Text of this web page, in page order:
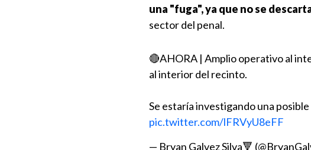
una "fuga", ya que no se
sector del penal.
🔴AHORA | Amplio operativo al
al interior del recinto.
Se estaría investigando una
pic.twitter.com/lFRVyU8eFF
— Bryan Galvez Silva🔻